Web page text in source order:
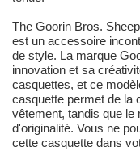
The Goorin Bros.
est un accessoire
de style. La marque
innovation et sa
casquettes, et ce
casquette permet de la
vêtement, tandis que le
d'originalité. Vous ne
cette casquette dans